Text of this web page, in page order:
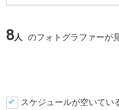
8人 のフォトグラファーが
スケジュールが空いてい